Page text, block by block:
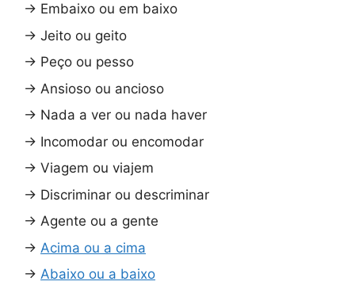
→ Embaixo ou em baixo
→ Jeito ou geito
→ Peço ou pesso
→ Ansioso ou ancioso
→ Nada a ver ou nada haver
→ Incomodar ou encomodar
→ Viagem ou viajem
→ Discriminar ou descriminar
→ Agente ou a gente
→ Acima ou a cima
→ Abaixo ou a baixo